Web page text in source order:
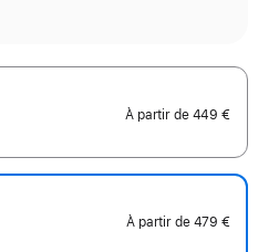
À partir de 449 €
À partir de 479 €